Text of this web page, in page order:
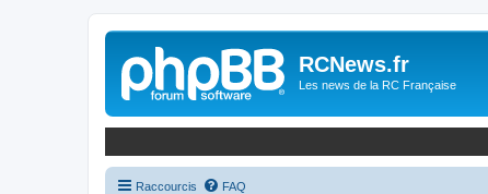
RCNews.fr
Les news de la RC Française
Raccourcis FAQ